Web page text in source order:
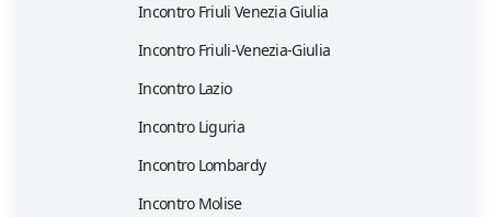
Incontro Friuli Venezia Giulia
Incontro Friuli-Venezia-Giulia
Incontro Lazio
Incontro Liguria
Incontro Lombardy
Incontro Molise